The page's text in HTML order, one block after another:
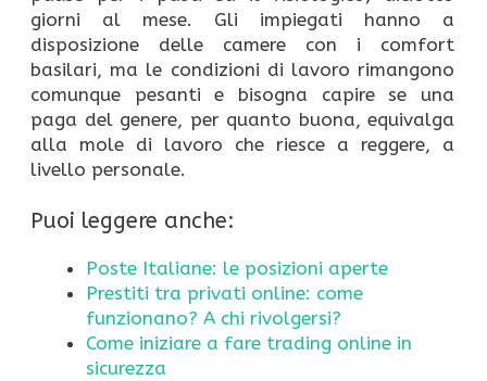
giorni al mese. Gli impiegati hanno a
disposizione delle camere con i comfort
basilari, ma le condizioni di lavoro rimangono
comunque pesanti e bisogna capire se una
paga del genere, per quanto buona, equivalga
alla mole di lavoro che riesce a reggere, a
livello personale.
Puoi leggere anche:
Poste Italiane: le posizioni aperte
Prestiti tra privati online: come
funzionano? A chi rivolgersi?
Come iniziare a fare trading online in
sicurezza